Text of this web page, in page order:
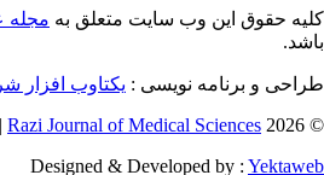
حقوق این وب سایت متعلق بهمجله
و برنامه نویسی : یکتاوب افزار شرق
©
Razi Journal of Medical Sciences
Designed & Developed by :